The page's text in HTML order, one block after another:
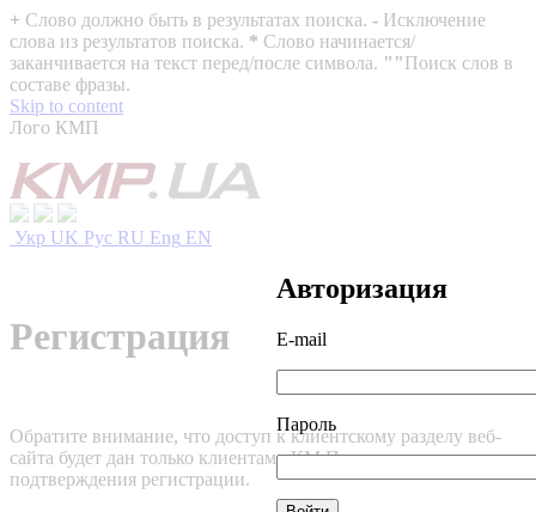
+ Слово должно быть в результатах поиска. - Исключение
слова из результатов поиска. * Слово начинается/
заканчивается на текст перед/после символа. ""Поиск слов в
составе фразы.
Skip to content
Лого КМП
Укр UK Рус RU Eng EN
Авторизация
E-mail
Пароль
Регистрация
Обратите внимание, что доступ к клиентскому разделу веб-
сайта будет дан только клиентам «КМ Партнеры» после
подтверждения регистрации.